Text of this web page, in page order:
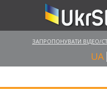
ЗАПРОПОНУВАТИ ВІДЕО/
UA